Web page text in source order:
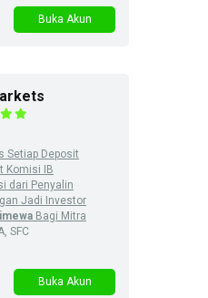
Buka Akun
Setiap Deposit
Komisi IB
dari Penyalin
Jadi Investor
Bagi Mitra
SFC
Buka Akun